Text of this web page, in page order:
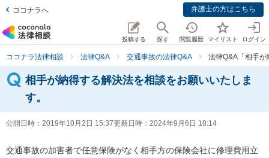
ココナラへ 弁護士の方はこちら
投稿する 探す 閲覧履歴 マイリスト ログイン
ココナラ法律相談 法律Q&A 交通事故の法律Q&A 法律Q&A「相手
相手が納得する解決法を相談をお願いいたしま
す。
公開日時： 2019年10月2日 15:37更新日時： 2024年9月6日 18:14
交通事故の加害者で任意保険がなく相手方の保険会社に修理費用立